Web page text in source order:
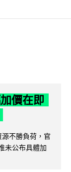
價在即
不勝負荷，官
未公布具體加